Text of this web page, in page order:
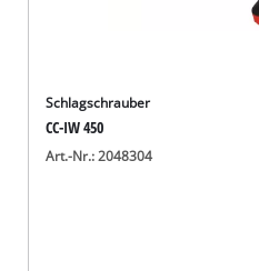
Schlagschrauber
CC-IW 450
Art.-Nr.: 2048304